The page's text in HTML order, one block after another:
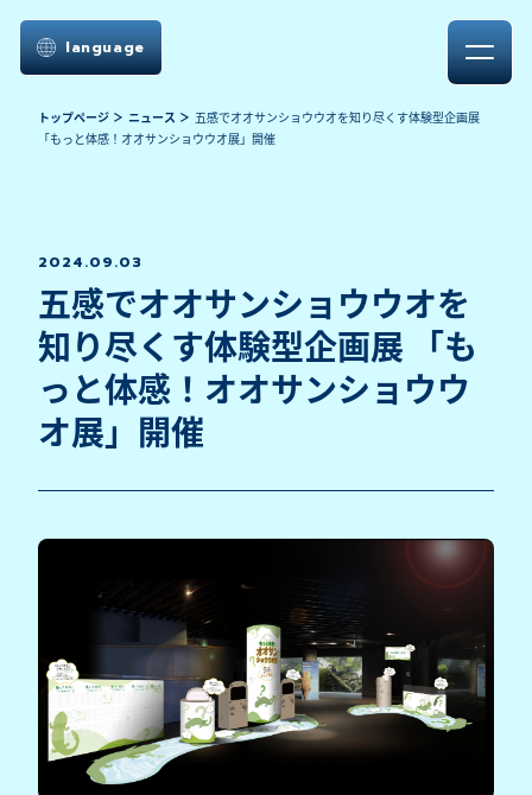
language
トップページ ニュース
五感でオオサンショウウオを知り尽くす体験型企画展
「もっと体感！オオサンショウウオ展」開催
2024.09.03
五感でオオサンショウウオを
知り尽くす体験型企画展 「も
っと体感！オオサンショウウ
オ展」開催